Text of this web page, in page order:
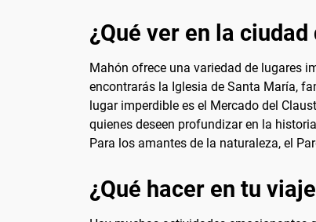
¿Qué ver en la ciudad
Mahón ofrece una variedad de lugares
encontrarás la Iglesia de Santa María,
lugar imperdible es el Mercado del
quienes deseen profundizar en la
Para los amantes de la naturaleza, el
¿Qué hacer en tu